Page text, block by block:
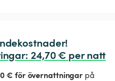
: 24,70 € per natt
0 € för övernattningar på